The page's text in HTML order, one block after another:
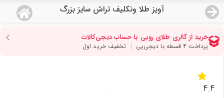
آویز طلا ونکلیف تراش سایز بزرگ
منو
صفحه اصلی
دسته بندی محصولات
4.4